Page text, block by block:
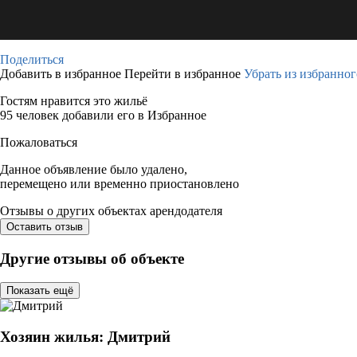
Поделиться
Добавить в избранное Перейти в избранное Убрать из
Гостям нравится это жильё
95 человек добавили его в Избранное
Пожаловаться
Данное объявление было удалено,
перемещено или временно приостановлено
Отзывы о других объектах арендодателя
Оставить отзыв
Другие отзывы об объекте
Показать ещё
Хозяин жилья: Дмитрий